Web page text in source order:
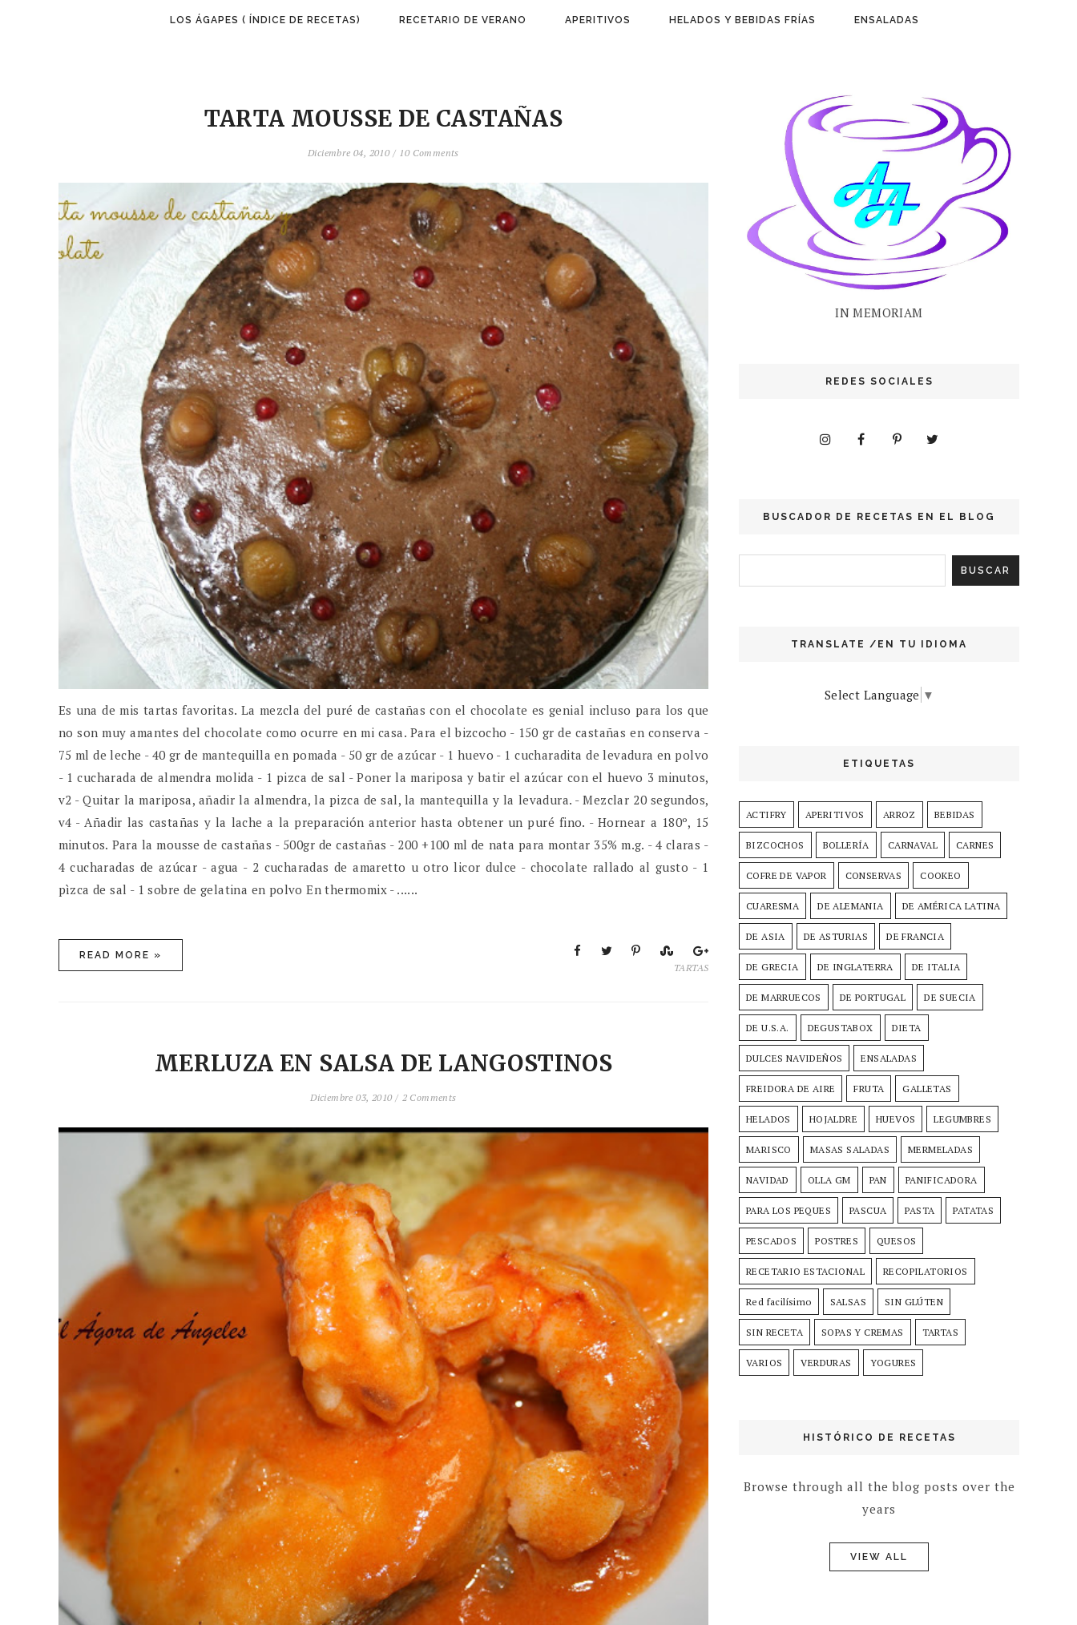
LOS ÁGAPES ( ÍNDICE DE RECETAS) RECETARIO DE VERANO APERITIVOS HELADOS Y BEBIDAS FRÍAS ENSALADAS
TARTA MOUSSE DE CASTAÑAS
Diciembre 04, 2010 / 10 Comments
Es una de mis tartas favoritas. La mezcla del puré de castañas con el chocolate es genial incluso para los que
no son muy amantes del chocolate como ocurre en mi casa. Para el bizcocho - 150 gr de castañas en conserva -
75 ml de leche - 40 gr de mantequilla en pomada - 50 gr de azúcar - 1 huevo - 1 cucharadita de levadura en polvo
- 1 cucharada de almendra molida - 1 pizca de sal - Poner la mariposa y batir el azúcar con el huevo 3 minutos,
v2 - Quitar la mariposa, añadir la almendra, la pizca de sal, la mantequilla y la levadura. - Mezclar 20 segundos,
v4 - Añadir las castañas y la lache a la preparación anterior hasta obtener un puré fino. - Hornear a 180º, 15
minutos. Para la mousse de castañas - 500gr de castañas - 200 +100 ml de nata para montar 35% m.g. - 4 claras -
4 cucharadas de azúcar - agua - 2 cucharadas de amaretto u otro licor dulce - chocolate rallado al gusto - 1
pìzca de sal - 1 sobre de gelatina en polvo En thermomix - ......
READ MORE »
TARTAS
MERLUZA EN SALSA DE LANGOSTINOS
Diciembre 03, 2010 / 2 Comments
IN MEMORIAM
REDES SOCIALES
BUSCADOR DE RECETAS EN EL BLOG
TRANSLATE /EN TU IDIOMA
Select Language ▼
ETIQUETAS
ACTIFRY APERITIVOS ARROZ BEBIDAS
BIZCOCHOS BOLLERÍA CARNAVAL CARNES
COFRE DE VAPOR CONSERVAS COOKEO
CUARESMA DE ALEMANIA DE AMÉRICA LATINA
DE ASIA DE ASTURIAS DE FRANCIA
DE GRECIA DE INGLATERRA DE ITALIA
DE MARRUECOS DE PORTUGAL DE SUECIA
DE U.S.A. DEGUSTABOX DIETA
DULCES NAVIDEÑOS ENSALADAS
FREIDORA DE AIRE FRUTA GALLETAS
HELADOS HOJALDRE HUEVOS LEGUMBRES
MARISCO MASAS SALADAS MERMELADAS
NAVIDAD OLLA GM PAN PANIFICADORA
PARA LOS PEQUES PASCUA PASTA PATATAS
PESCADOS POSTRES QUESOS
RECETARIO ESTACIONAL RECOPILATORIOS
Red facilísimo SALSAS SIN GLÚTEN
SIN RECETA SOPAS Y CREMAS TARTAS
VARIOS VERDURAS YOGURES
HISTÓRICO DE RECETAS
Browse through all the blog posts over the
years
VIEW ALL